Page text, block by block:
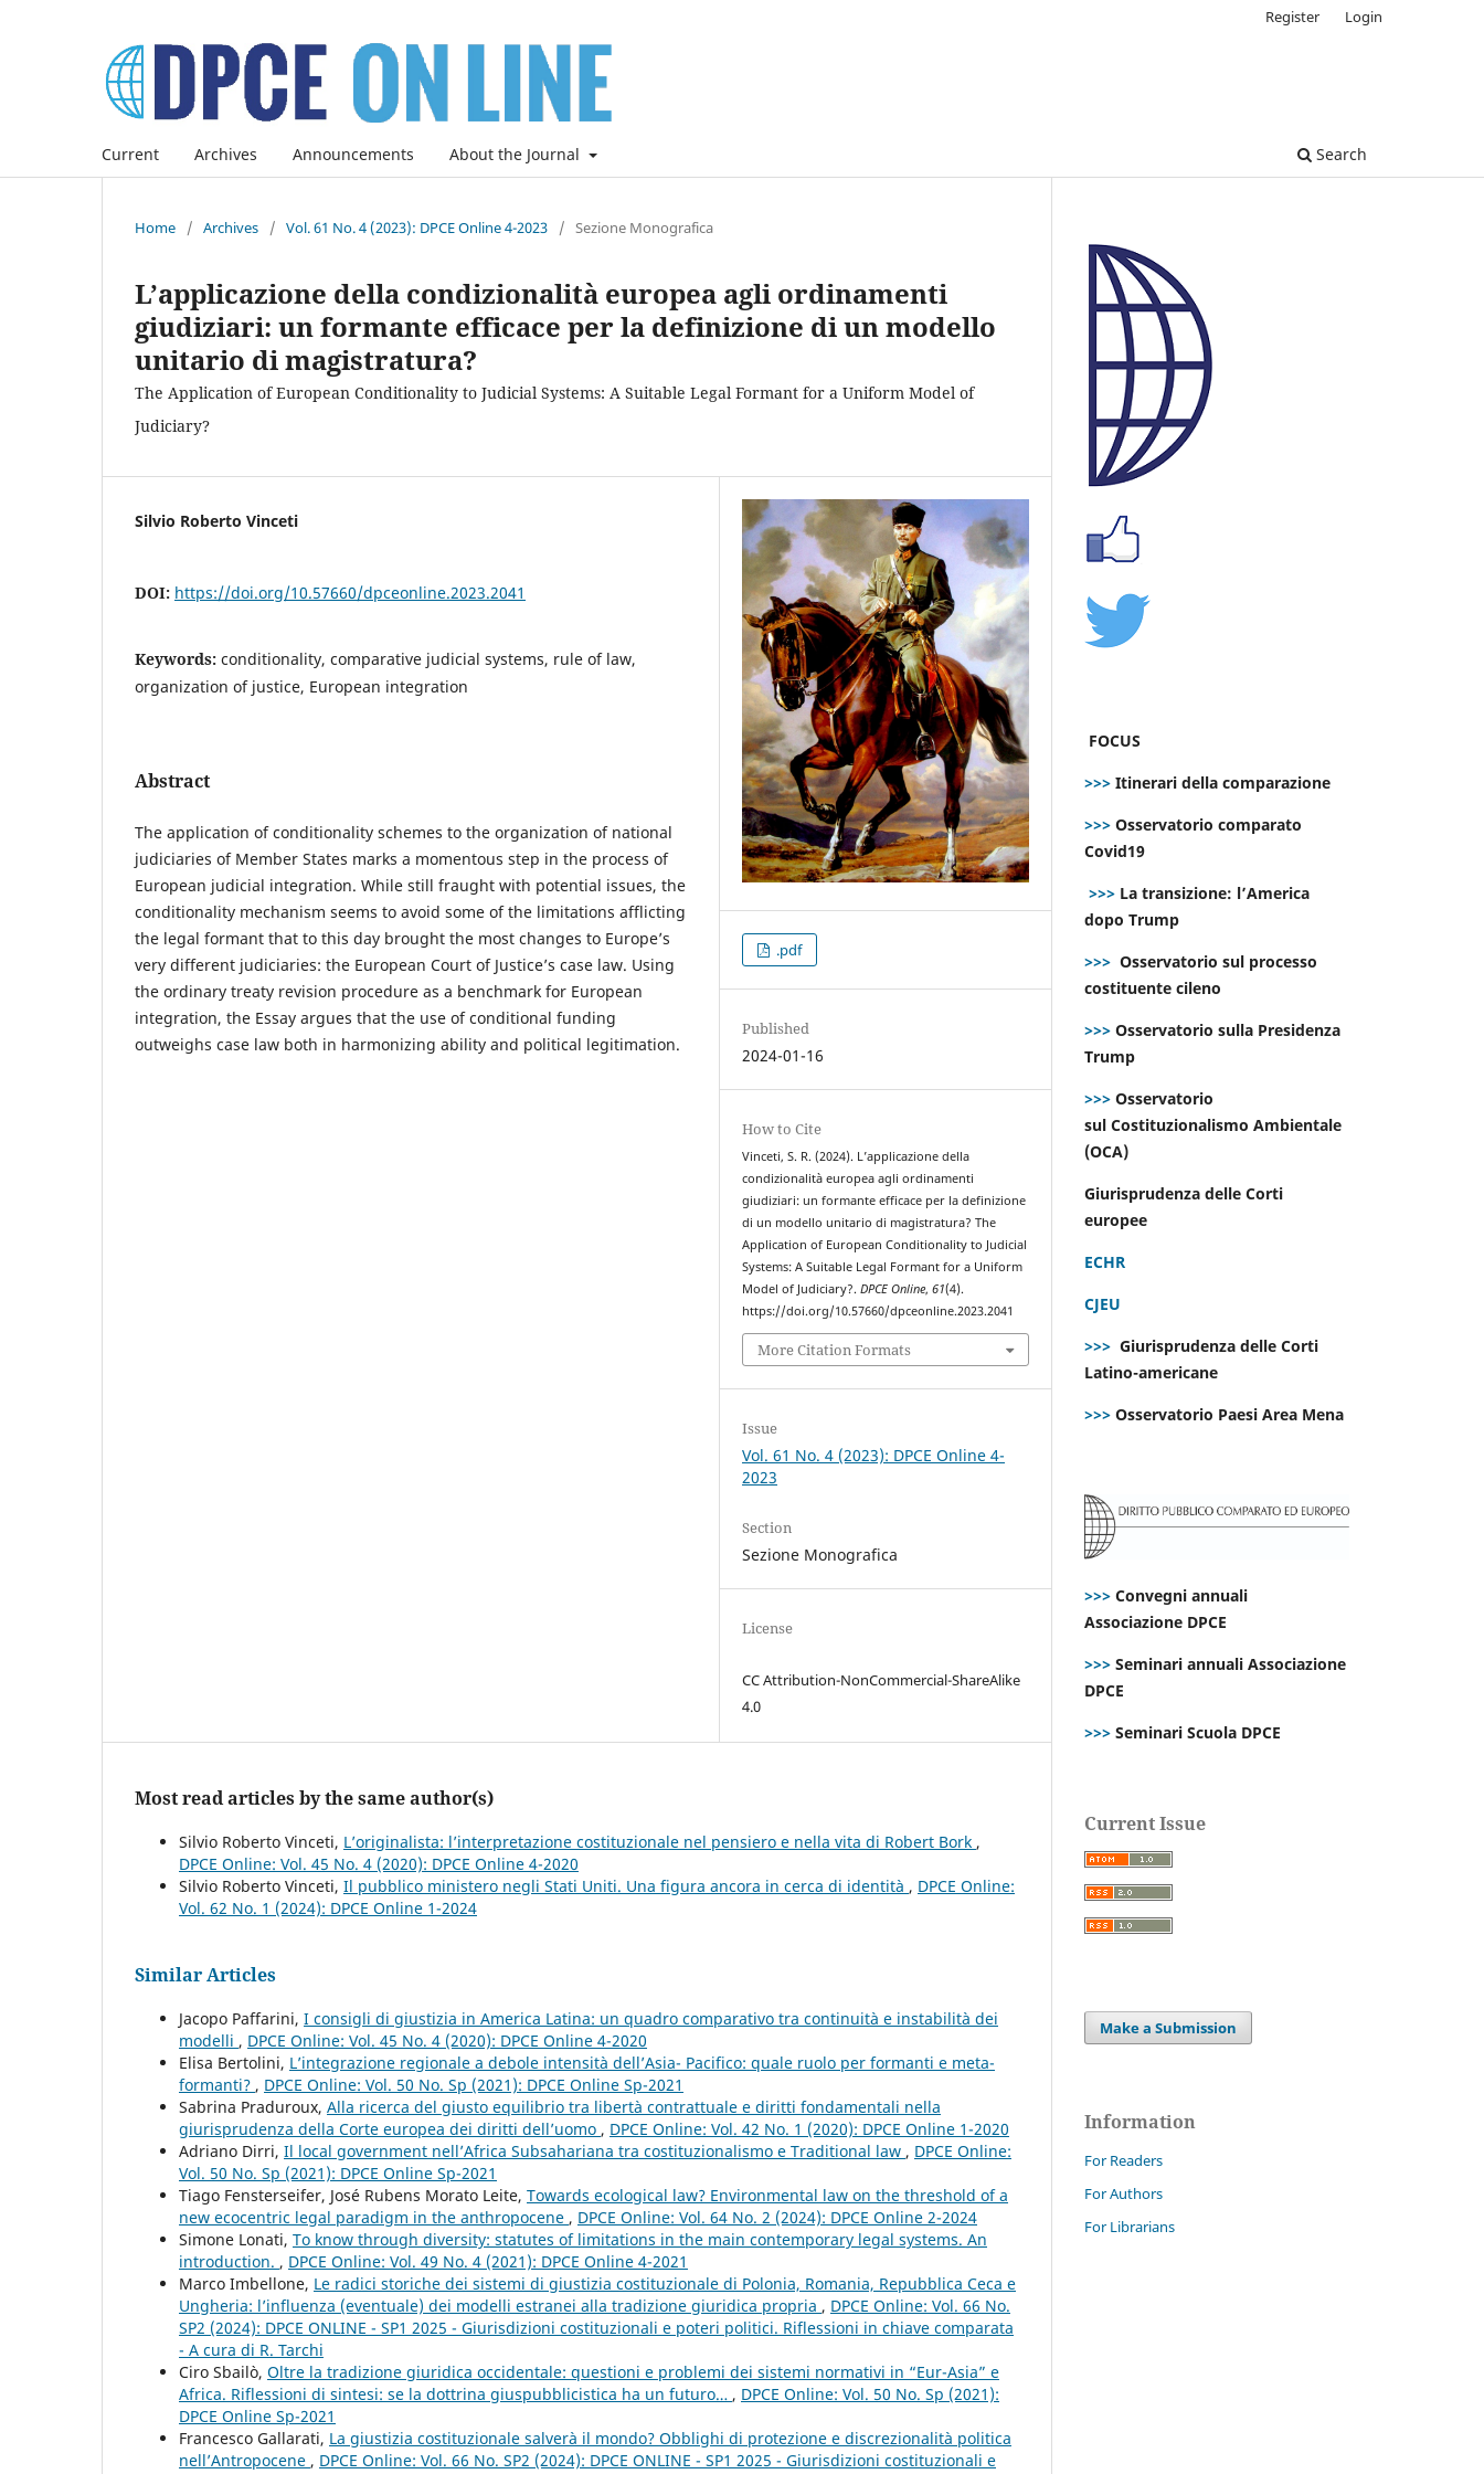
Current Archives Announcements About the Journal Search
Register Login
Home / Archives / Vol. 61 No. 4 (2023): DPCE Online 4-2023 / Sezione Monografica
L’applicazione della condizionalità europea agli ordinamenti
giudiziari: un formante efficace per la definizione di un modello
unitario di magistratura?
The Application of European Conditionality to Judicial Systems: A Suitable Legal Formant for a Uniform Model of
Judiciary?
Silvio Roberto Vinceti
DOI: https://doi.org/10.57660/dpceonline.2023.2041
Keywords: conditionality, comparative judicial systems, rule of law,
organization of justice, European integration
Abstract
The application of conditionality schemes to the organization of national
judiciaries of Member States marks a momentous step in the process of
European judicial integration. While still fraught with potential issues, the
conditionality mechanism seems to avoid some of the limitations afflicting
the legal formant that to this day brought the most changes to Europe’s
very different judiciaries: the European Court of Justice’s case law. Using
the ordinary treaty revision procedure as a benchmark for European
integration, the Essay argues that the use of conditional funding
outweighs case law both in harmonizing ability and political legitimation.
.pdf
Published
2024-01-16
How to Cite
Vinceti, S. R. (2024). L’applicazione della
condizionalità europea agli ordinamenti
giudiziari: un formante efficace per la definizione
di un modello unitario di magistratura? The
Application of European Conditionality to Judicial
Systems: A Suitable Legal Formant for a Uniform
Model of Judiciary?.DPCE Online,61(4).
https://doi.org/10.57660/dpceonline.2023.2041
More Citation Formats
Issue
Vol. 61 No. 4 (2023): DPCE Online 4-
2023
Section
Sezione Monografica
License
CC Attribution-NonCommercial-ShareAlike
4.0
Most read articles by the same author(s)
Silvio Roberto Vinceti, L’originalista: l’interpretazione costituzionale nel pensiero e nella vita di Robert Bork ,
DPCE Online: Vol. 45 No. 4 (2020): DPCE Online 4-2020
Silvio Roberto Vinceti, Il pubblico ministero negli Stati Uniti. Una figura ancora in cerca di identità , DPCE Online:
Vol. 62 No. 1 (2024): DPCE Online 1-2024
Similar Articles
Jacopo Paffarini, I consigli di giustizia in America Latina: un quadro comparativo tra continuità e instabilità dei
modelli , DPCE Online: Vol. 45 No. 4 (2020): DPCE Online 4-2020
Elisa Bertolini, L’integrazione regionale a debole intensità dell’Asia- Pacifico: quale ruolo per formanti e meta-
formanti? , DPCE Online: Vol. 50 No. Sp (2021): DPCE Online Sp-2021
Sabrina Praduroux, Alla ricerca del giusto equilibrio tra libertà contrattuale e diritti fondamentali nella
giurisprudenza della Corte europea dei diritti dell’uomo , DPCE Online: Vol. 42 No. 1 (2020): DPCE Online 1-2020
Adriano Dirri, Il local government nell’Africa Subsahariana tra costituzionalismo e Traditional law , DPCE Online:
Vol. 50 No. Sp (2021): DPCE Online Sp-2021
Tiago Fensterseifer, José Rubens Morato Leite, Towards ecological law? Environmental law on the threshold of a
new ecocentric legal paradigm in the anthropocene , DPCE Online: Vol. 64 No. 2 (2024): DPCE Online 2-2024
Simone Lonati, To know through diversity: statutes of limitations in the main contemporary legal systems. An
introduction. , DPCE Online: Vol. 49 No. 4 (2021): DPCE Online 4-2021
Marco Imbellone, Le radici storiche dei sistemi di giustizia costituzionale di Polonia, Romania, Repubblica Ceca e
Ungheria: l’influenza (eventuale) dei modelli estranei alla tradizione giuridica propria , DPCE Online: Vol. 66 No.
SP2 (2024): DPCE ONLINE - SP1 2025 - Giurisdizioni costituzionali e poteri politici. Riflessioni in chiave comparata
- A cura di R. Tarchi
Ciro Sbailò, Oltre la tradizione giuridica occidentale: questioni e problemi dei sistemi normativi in “Eur-Asia” e
Africa. Riflessioni di sintesi: se la dottrina giuspubblicistica ha un futuro… , DPCE Online: Vol. 50 No. Sp (2021):
DPCE Online Sp-2021
Francesco Gallarati, La giustizia costituzionale salverà il mondo? Obblighi di protezione e discrezionalità politica
nell’Antropocene , DPCE Online: Vol. 66 No. SP2 (2024): DPCE ONLINE - SP1 2025 - Giurisdizioni costituzionali e
FOCUS
>>> Itinerari della comparazione
>>> Osservatorio comparato
Covid19
>>> La transizione: l’America
dopo Trump
>>> Osservatorio sul processo
costituente cileno
>>> Osservatorio sulla Presidenza
Trump
>>> Osservatorio
sul Costituzionalismo Ambientale
(OCA)
Giurisprudenza delle Corti
europee
ECHR
CJEU
>>> Giurisprudenza delle Corti
Latino-americane
>>> Osservatorio Paesi Area Mena
>>> Convegni annuali
Associazione DPCE
>>> Seminari annuali Associazione
DPCE
>>> Seminari Scuola DPCE
Current Issue
Make a Submission
Information
For Readers
For Authors
For Librarians